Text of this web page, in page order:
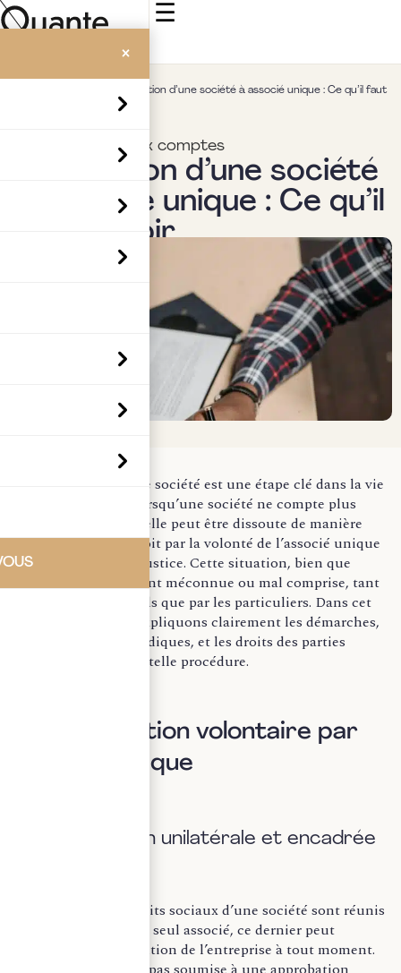
☰
×
Dissolution d’une société à associé unique : Ce qu’il faut
Commissariat aux comptes
Dissolution d’une société
à associé unique : Ce qu’il
faut savoir
La dissolution d’une société est une étape clé dans la vie
d’une entreprise. Lorsqu’une société ne compte plus
qu’un seul associé, elle peut être dissoute de manière
spécifique, que ce soit par la volonté de l’associé unique
ou sur décision de justice. Cette situation, bien que
fréquente, est souvent méconnue ou mal comprise, tant
par les professionnels que par les particuliers. Dans cet
article, nous vous expliquons clairement les démarches,
les implications juridiques, et les droits des parties
prenantes dans une telle procédure.
I. La dissolution volontaire par
l’associé unique
A. Une décision unilatérale et encadrée
Lorsque tous les droits sociaux d’une société sont réunis
entre les mains d’un seul associé, ce dernier peut
prononcer la dissolution de l’entreprise à tout moment.